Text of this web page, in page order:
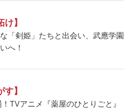
】
「剣姫」たちと出会い、武應学園
へ！
】
TVアニメ『薬屋のひとりごと』